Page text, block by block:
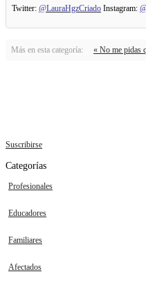
Twitter: @LauraHgzCriado Instagram:
Más en esta categoría: « No me pidas
Suscribirse
Categorías
Profesionales
Educadores
Familiares
Afectados